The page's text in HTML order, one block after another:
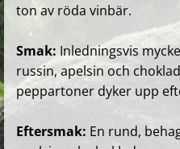
ton av röda vinbär.
Smak: Inledningsvis
russin, apelsin och
peppartoner dyker upp
Eftersmak: En rund,